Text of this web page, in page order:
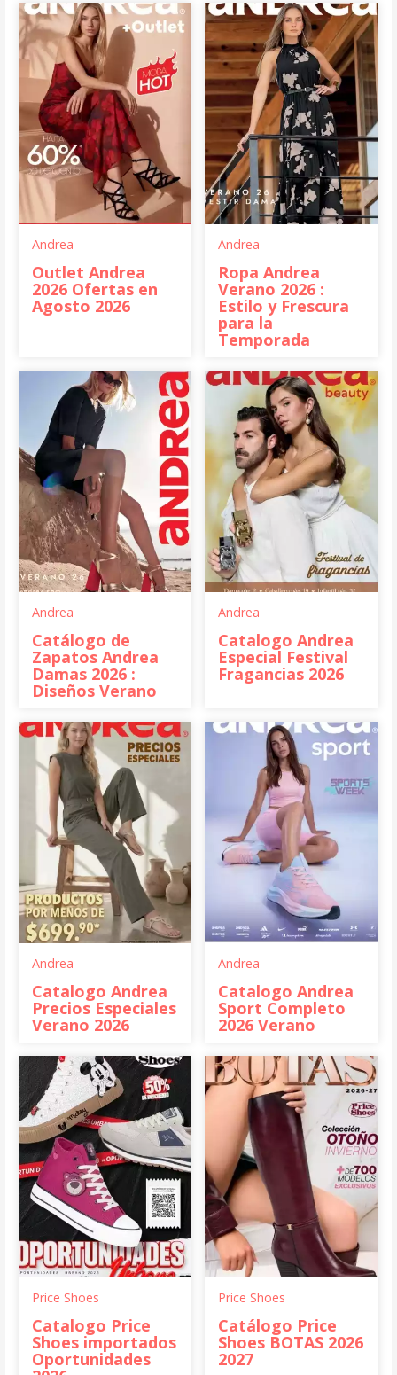
Andrea
Outlet Andrea
2026 Ofertas en
Agosto 2026
Andrea
Ropa Andrea
Verano 2026 :
Estilo y Frescura
para la
Temporada
Andrea
Catálogo de
Zapatos Andrea
Damas 2026 :
Diseños Verano
Andrea
Catalogo Andrea
Especial Festival
Fragancias 2026
Andrea
Catalogo Andrea
Precios Especiales
Verano 2026
Andrea
Catalogo Andrea
Sport Completo
2026 Verano
Price Shoes
Catalogo Price
Shoes importados
Oportunidades
Price Shoes
Catálogo Price
Shoes BOTAS 2026
2027